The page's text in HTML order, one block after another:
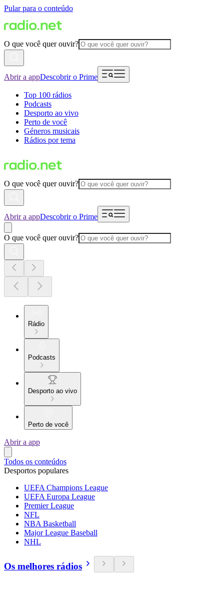
Pular para o conteúdo
O que você quer ouvir?
Abrir a appDescobrir o Prime
Top 100 rádios
Podcasts
Desporto ao vivo
Perto de você
Géneros musicais
Rádios por tema
O que você quer ouvir?
Abrir a appDescobrir o Prime
O que você quer ouvir?
Rádio
Podcasts
Desporto ao vivo
Perto de você
Abrir a app
Todos os conteúdos
Desportos populares
UEFA Champions League
UEFA Europa League
Premier League
NFL
NBA Basketball
Major League Baseball
NHL
Os melhores rádios